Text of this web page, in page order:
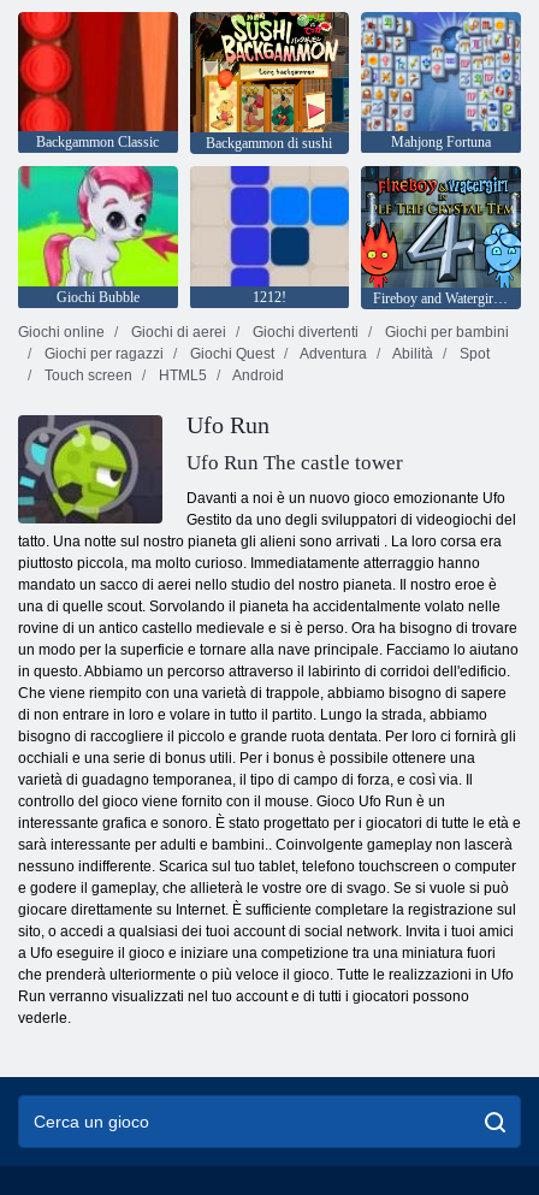
Backgammon Classic Backgammon di sushi Mahjong Fortuna
Giochi Bubble 1212!
Fireboy and Watergirl 4: Tempio di Cristallo
Giochi online
Giochi di aerei Giochi divertenti
Giochi per bambini
Giochi per ragazzi
Giochi Quest Adventura Abilità
Spot
Touch screen
HTML5 Android
Ufo Run
Ufo Run The castle tower
Davanti a noi è un nuovo gioco emozionante Ufo
Gestito da uno degli sviluppatori di videogiochi del
tatto. Una notte sul nostro pianeta gli alieni sono arrivati ​​. La loro corsa era
piuttosto piccola, ma molto curioso. Immediatamente atterraggio hanno
mandato un sacco di aerei nello studio del nostro pianeta. Il nostro eroe è
una di quelle scout. Sorvolando il pianeta ha accidentalmente volato nelle
rovine di un antico castello medievale e si è perso. Ora ha bisogno di trovare
un modo per la superficie e tornare alla nave principale. Facciamo lo aiutano
in questo. Abbiamo un percorso attraverso il labirinto di corridoi dell'edificio.
Che viene riempito con una varietà di trappole, abbiamo bisogno di sapere
di non entrare in loro e volare in tutto il partito. Lungo la strada, abbiamo
bisogno di raccogliere il piccolo e grande ruota dentata. Per loro ci fornirà gli
occhiali e una serie di bonus utili. Per i bonus è possibile ottenere una
varietà di guadagno temporanea, il tipo di campo di forza, e così via. Il
controllo del gioco viene fornito con il mouse. Gioco Ufo Run è un
interessante grafica e sonoro. È stato progettato per i giocatori di tutte le età e
sarà interessante per adulti e bambini.. Coinvolgente gameplay non lascerà
nessuno indifferente. Scarica sul tuo tablet, telefono touchscreen o computer
e godere il gameplay, che allieterà le vostre ore di svago. Se si vuole si può
giocare direttamente su Internet. È sufficiente completare la registrazione sul
sito, o accedi a qualsiasi dei tuoi account di social network. Invita i tuoi amici
a Ufo eseguire il gioco e iniziare una competizione tra una miniatura fuori
che prenderà ulteriormente o più veloce il gioco. Tutte le realizzazioni in Ufo
Run verranno visualizzati nel tuo account e di tutti i giocatori possono
vederle.